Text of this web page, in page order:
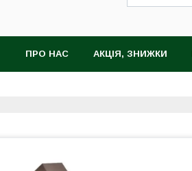
ПРО НАС АКЦІЯ, ЗНИЖКИ